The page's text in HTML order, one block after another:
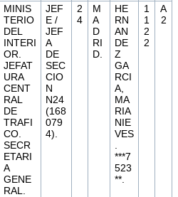
MINIS
TERIO
DEL
INTERI
OR.
JEFAT
URA
CENT
RAL
DE
TRAFI
CO.
SECR
ETARI
A
GENE
RAL.
JEF
E /
JEF
A
DE
SEC
CIO
N
N24
(168
079
4).
2
4
M
A
D
RI
D.
HE
RN
AN
DE
Z
GA
RCI
A,
MA
RIA
NIE
VES
***7
523
**.
1
1
2
2
A
2